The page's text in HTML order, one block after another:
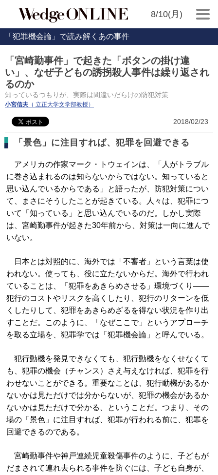
8/10(月)
「犯罪機会論」で読み解くあの事件
「宮崎勤事件」で起きた「ボタンの掛け違
い」、なぜ子どもの誘拐殺人事件は繰り返され
るのか
知っているつもりが、実際は間違いだらけの防犯対策
小宮信夫 （ 立正大学文学部教授）
2018/02/23
「景色」に注目すれば、犯罪を回避できる
アメリカの作家マーク・トウェインは、「人がトラブル
に巻き込まれるのは知らないからではない。知っていると
思い込んでいるからである」と語ったが、防犯対策につい
て、まさにそうしたことが起きている。人々は、犯罪につ
いて「知っている」と思い込んでいるのだ。しかし実際
は、宮崎勤事件が起きた30年前から、対策は一向に進んで
いない。
日本とは対照的に、海外では「不審者」という言葉は使
われない。使っても、役に立たないからだ。海外で行われ
ていることは、「犯罪をあきらめさせる」環境づくり――
犯行のコストやリスクを高くしたり、犯行のリターンを低
くしたりして、犯罪をあきらめざるを得ない状況を作り出
すことだ。このように、「なぜここで」というアプローチ
を取る立場を、犯罪学では「犯罪機会論」と呼んでいる。
犯行動機を発見できなくても、犯行動機をなくせなくて
も、犯罪の機会（チャンス）さえ与えなければ、犯罪を行
わせないことができる。重要なことは、犯行動機があるか
ないかは見ただけでは分からないが、犯罪の機会があるか
ないかは見ただけで分かる、ということだ。つまり、その
場の「景色」に注目すれば、犯罪が行われる前に、犯罪を
回避できるのである。
宮崎勤事件や神戸連続児童殺傷事件のように、子どもが
だまされて連れ去られる事件を防ぐには、子ども自身が、